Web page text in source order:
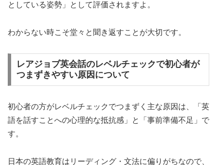
としている姿勢」として評価されますよ。
わからない時こそ堂々と聞き返すことが大切です。
レアジョブ英会話のレベルチェックで初心者が
つまずきやすい原因について
初心者の方がレベルチェックでつまずく主な原因は、「英
語を話すことへの心理的な抵抗感」と「事前準備不足」で
す。
日本の英語教育はリーディング・文法に偏りがちなので、